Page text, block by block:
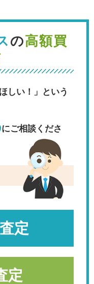
の高額買
しい！」という
にご相談くださ
定
定